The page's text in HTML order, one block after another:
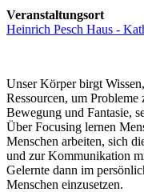
Veranstaltungsort
Heinrich Pesch Haus -
Unser Körper birgt
Ressourcen, um
Bewegung und Fantasie,
Über Focusing lernen
Menschen arbeiten, sich
und zur Kommunikation
Gelernte dann im
Menschen einzusetzen.